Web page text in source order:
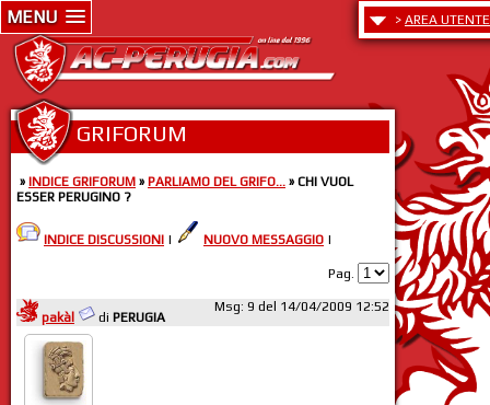
MENU > AREA UTENTE
GRIFORUM
» INDICE GRIFORUM » PARLIAMO DEL GRIFO... » CHI VUOL
ESSER PERUGINO ?
INDICE DISCUSSIONI | NUOVO MESSAGGIO |
Pag.
pakàl di PERUGIA
Msg: 9 del 14/04/2009 12:52